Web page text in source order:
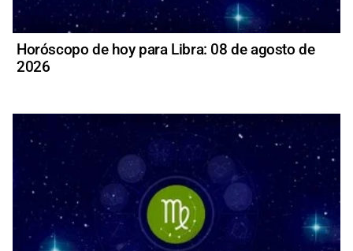
Horóscopo de hoy para Libra: 08 de agosto de
2026